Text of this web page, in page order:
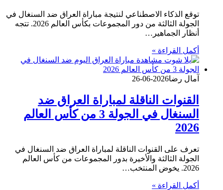
توقع الذكاء الاصطناعي لنتيجة مباراة العراق ضد السنغال في
الجولة الثالثة من دور المجموعات بكأس العالم 2026. تتجه
أنظار الجماهير…
أكمل القراءة »
آمال رضا2026-06-26
القنوات الناقلة لمباراة العراق ضد
السنغال في الجولة 3 من كأس العالم
2026
تعرف على القنوات الناقلة لمباراة العراق ضد السنغال في
الجولة الثالثة والأخيرة بدور المجموعات من كأس العالم
2026. يخوض المنتخب…
أكمل القراءة »